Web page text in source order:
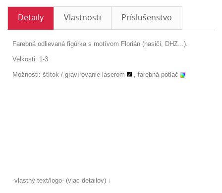
Detaily Vlastnosti Príslušenstvo
Farebná odlievaná figúrka s motívom Florián (hasiči, DHZ...).
Velkosti: 1-3
Možnosti: štítok / gravírovanie laserom , farebná potlač
-vlastný text/logo- (viac detailov) ↓